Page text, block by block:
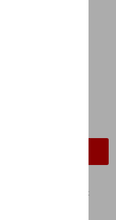
olievat wordt een uniek
De hoogwaardige
is waterdicht en